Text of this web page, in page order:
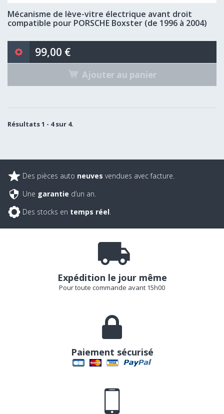
Mécanisme de lève-vitre électrique avant droit
compatible pour PORSCHE Boxster (de 1996 à 2004)
99,00 €
Ajouter au panier
Résultats 1 - 4 sur 4.
Des pièces auto neuves vendues avec facture.
Une garantie d’un an.
Des stocks en temps réel.
Expédition le jour même
Pour toute commande avant 15h00
Paiement sécurisé